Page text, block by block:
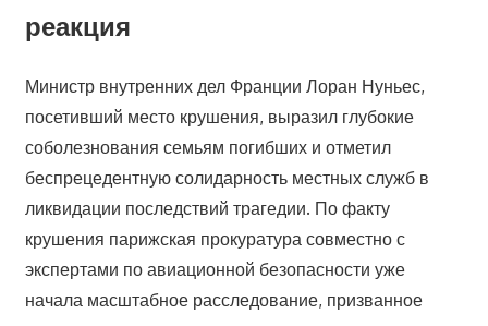
реакция
Министр внутренних дел Франции Лоран Нуньес,
посетивший место крушения, выразил глубокие
соболезнования семьям погибших и отметил
беспрецедентную солидарность местных служб в
ликвидации последствий трагедии. По факту
крушения парижская прокуратура совместно с
экспертами по авиационной безопасности уже
начала масштабное расследование, призванное